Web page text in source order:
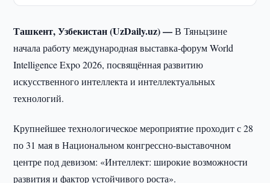
Ташкент, Узбекистан (UzDaily.uz) —В Тяньцзине
начала работу международная выставка-форум World
Intelligence Expo 2026, посвящённая развитию
искусственного интеллекта и интеллектуальных
технологий.
Крупнейшее технологическое мероприятие проходит с 28
по 31 мая в Национальном конгрессно-выставочном
центре под девизом: «Интеллект: широкие возможности
развития и фактор устойчивого роста».